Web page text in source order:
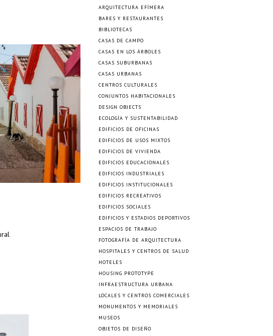
ARQUITECTURA EFÍMERA
BARES Y RESTAURANTES
BIBLIOTECAS
CASAS DE CAMPO
CASAS EN LOS ÁRBOLES
CASAS SUBURBANAS
CASAS URBANAS
CENTROS CULTURALES
CONJUNTOS HABITACIONALES
DESIGN OBJECTS
ECOLOGÍA Y SUSTENTABILIDAD
EDIFICIOS DE OFICINAS
EDIFICIOS DE USOS MIXTOS
EDIFICIOS DE VIVIENDA
EDIFICIOS EDUCACIONALES
EDIFICIOS INDUSTRIALES
EDIFICIOS INSTITUCIONALES
EDIFICIOS RECREATIVOS
EDIFICIOS SOCIALES
EDIFICIOS Y ESTADIOS DEPORTIVOS
ESPACIOS DE TRABAJO
FOTOGRAFÍA DE ARQUITECTURA
HOSPITALES Y CENTROS DE SALUD
HOTELES
HOUSING PROTOTYPE
INFRAESTRUCTURA URBANA
LOCALES Y CENTROS COMERCIALES
MONUMENTOS Y MEMORIALES
MUSEOS
OBJETOS DE DISEÑO